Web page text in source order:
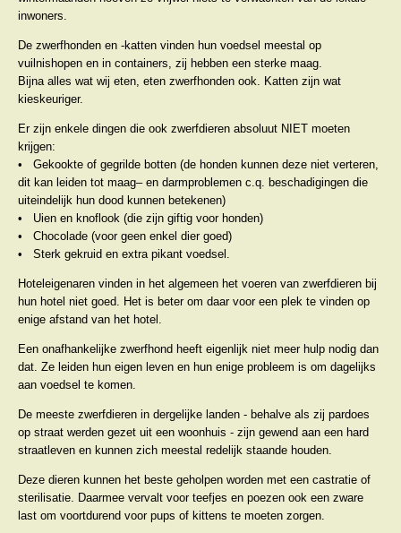
inwoners.
De zwerfhonden en -katten vinden hun voedsel meestal op
vuilnishopen en in containers, zij hebben een sterke maag.
Bijna alles wat wij eten, eten zwerfhonden ook. Katten zijn wat
kieskeuriger.
Er zijn enkele dingen die ook zwerfdieren absoluut NIET moeten
krijgen:
• Gekookte of gegrilde botten (de honden kunnen deze niet verteren,
dit kan leiden tot maag– en darmproblemen c.q. beschadigingen die
uiteindelijk hun dood kunnen betekenen)
• Uien en knoflook (die zijn giftig voor honden)
• Chocolade (voor geen enkel dier goed)
• Sterk gekruid en extra pikant voedsel.
Hoteleigenaren vinden in het algemeen het voeren van zwerfdieren bij
hun hotel niet goed. Het is beter om daar voor een plek te vinden op
enige afstand van het hotel.
Een onafhankelijke zwerfhond heeft eigenlijk niet meer hulp nodig dan
dat. Ze leiden hun eigen leven en hun enige probleem is om dagelijks
aan voedsel te komen.
De meeste zwerfdieren in dergelijke landen - behalve als zij pardoes
op straat werden gezet uit een woonhuis - zijn gewend aan een hard
straatleven en kunnen zich meestal redelijk staande houden.
Deze dieren kunnen het beste geholpen worden met een castratie of
sterilisatie. Daarmee vervalt voor teefjes en poezen ook een zware
last om voortdurend voor pups of kittens te moeten zorgen.